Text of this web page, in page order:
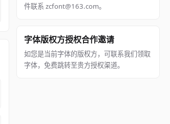
件联系 zcfont@163.com。
字体版权方授权合作邀请
如您是当前字体的版权方，可联系我们领取
字体，免费跳转至贵方授权渠道。